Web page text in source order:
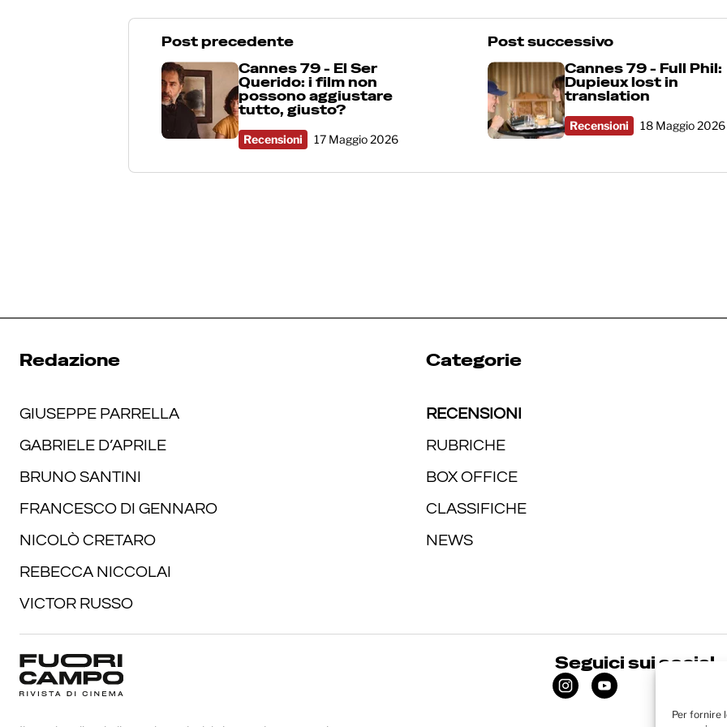
Per fornire
Post precedente
Cannes 79 - El Ser
Querido: i film non
possono aggiustare
tutto, giusto?
Recensioni 17 Maggio 2026
Post successivo
Cannes 79 - Full Phil:
Dupieux lost in
translation
Recensioni 18 Maggio 2026
Redazione
GIUSEPPE PARRELLA
GABRIELE D’APRILE
BRUNO SANTINI
FRANCESCO DI GENNARO
NICOLÒ CRETARO
REBECCA NICCOLAI
VICTOR RUSSO
Categorie
RECENSIONI
RUBRICHE
BOX OFFICE
CLASSIFICHE
NEWS
Seguici sui social